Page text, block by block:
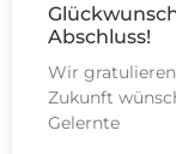
Abschluss!
Wir
Zukunft
Gelernte